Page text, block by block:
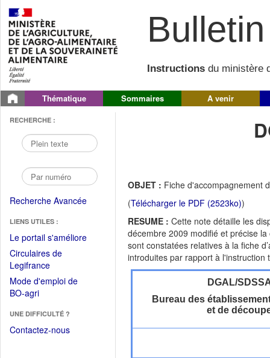
Instructions du ministère
Thématique Sommaires A venir
RECHERCHE :
Recherche Avancée
LIENS UTILES :
Le portail s'améliore(Fichier
Circulaires de
Legifrance(Ouvrir
dans
une
fenêtre)
Mode d'emploi de
BO-agri(Ouvrir
une
nouvelle
UNE DIFFICULTÉ ?
Contactez-nous
OBJET : Fiche d'accompagnement
(Télécharger le PDF (2523ko))
RESUME : Cette note détaille les
décembre 2009 modifié et précise
sont constatées relatives à la fiche
introduites par rapport à l'instruction
DGAL/
Bureau des
et de